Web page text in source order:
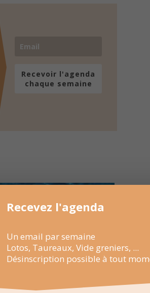
Recevoir l'agenda
chaque semaine
Recevez l'agenda
Un email par semaine
Lotos, Taureaux, Vide greniers, ...
Désinscription possible à tout